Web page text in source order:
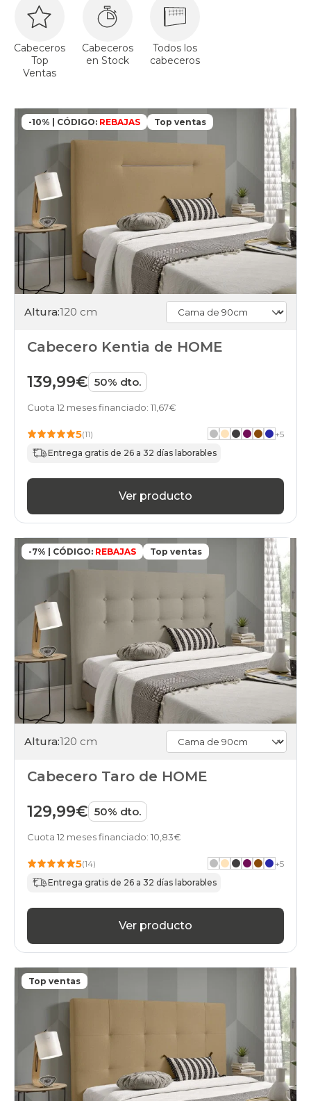
Cabeceros
Top
Ventas
Cabeceros
en Stock
Todos los
cabeceros
-10% | CÓDIGO: REBAJAS Top ventas
Altura:120 cm
Cabecero Kentia de HOME
139,99€ 50% dto.
Cuota 12 meses financiado: 11,67€
5(11) +5
Entrega gratis de 26 a 32 días laborables
Ver producto
-7% | CÓDIGO: REBAJAS Top ventas
Altura:120 cm
Cabecero Taro de HOME
129,99€ 50% dto.
Cuota 12 meses financiado: 10,83€
5(14) +5
Entrega gratis de 26 a 32 días laborables
Ver producto
Top ventas